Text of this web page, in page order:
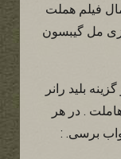
فیلم هملت
مل گیبسون
بلید رانر
. در هر
برسی. :